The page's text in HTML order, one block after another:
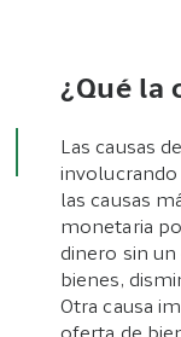
¿Qué la
Las causas
las causas
monetaria
dinero sin
bienes,
Otra causa